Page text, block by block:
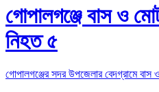
গোপালগঞ্জে বাস ও
নিহত ৫
গোপালগঞ্জের সদর উপজেলার বেদগ্রামে